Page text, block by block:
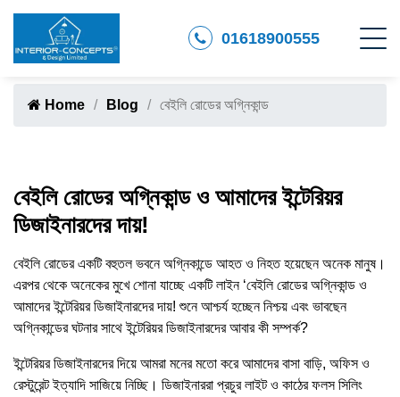
01618900555
Home Blog বেইলি রোডের অগ্নিকান্ড
বেইলি রোডের অগ্নিকান্ড ও আমাদের ইন্টেরিয়র
ডিজাইনারদের দায়!
বেইলি রোডের একটি বহুতল ভবনে অগ্নিকান্ডে আহত ও নিহত হয়েছেন অনেক মানুষ।
এরপর থেকে অনেকের মুখে শোনা যাচ্ছে একটি লাইন ‘বেইলি রোডের অগ্নিকান্ড ও
আমাদের ইন্টেরিয়র ডিজাইনারদের দায়! শুনে আশ্চর্য হচ্ছেন নিশ্চয় এবং ভাবছেন
অগ্নিকান্ডের ঘটনার সাথে ইন্টেরিয়র ডিজাইনারদের আবার কী সম্পর্ক?
ইন্টেরিয়র ডিজাইনারদের দিয়ে আমরা মনের মতো করে আমাদের বাসা বাড়ি, অফিস ও
রেস্টুরেন্ট ইত্যাদি সাজিয়ে নিচ্ছি। ডিজাইনাররা প্রচুর লাইট ও কাঠের ফলস সিলিং